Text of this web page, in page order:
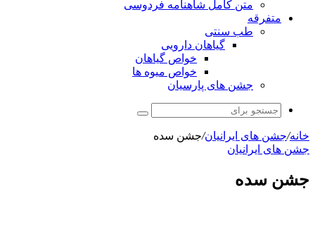
متن کامل شاهنامه فردوسی
متفرقه
طب سنتی
گیاهان دارویی
خواص گیاهان
خواص میوه ها
جشن های پارسیان
جستجو
خانه/جشن های ایرانیان/جشن سده
جشن های ایرانیان
جشن سده